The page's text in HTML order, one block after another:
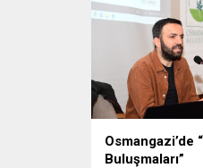
Osmangazi’de
Buluşmaları”